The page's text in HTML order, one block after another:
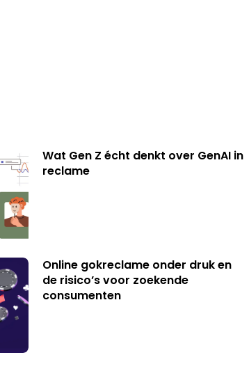
Wat Gen Z écht denkt over GenAI in
reclame
Online gokreclame onder druk en
de risico’s voor zoekende
consumenten